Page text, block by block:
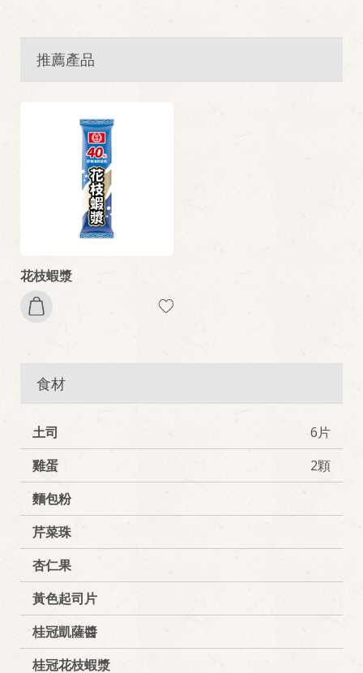
推薦產品
花枝蝦漿
食材
土司
6片
雞蛋
2顆
麵包粉
芹菜珠
杏仁果
黃色起司片
桂冠凱薩醬
桂冠花枝蝦漿